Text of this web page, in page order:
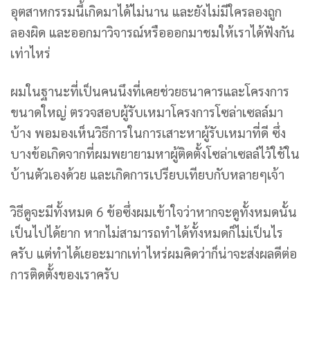
อุตสาหกรรมนี้เกิดมาได้ไม่นาน และยังไม่มีใครลองถูก
ลองผิด และออกมาวิจารณ์หรือออกมาชมให้เราได้ฟังกัน
เท่าไหร่
ผมในฐานะที่เป็นคนนึงที่เคยช่วยธนาคารและโครงการ
ขนาดใหญ่ ตรวจสอบผู้รับเหมาโครงการโซล่าเซลล์มา
บ้าง พอมองเห็นวิธีการในการเสาะหาผู้รับเหมาที่ดี ซึ่ง
บางข้อเกิดจากที่ผมพยายามหาผู้ติดตั้งโซล่าเซลล์ไว้ใช้ใน
บ้านตัวเองด้วย และเกิดการเปรียบเทียบกับหลายๆเจ้า
วิธีดูจะมีทั้งหมด 6 ข้อซึ่งผมเข้าใจว่าหากจะดูทั้งหมดนั้น
เป็นไปได้ยาก หากไม่สามารถทำได้ทั้งหมดก็ไม่เป็นไร
ครับ แต่ทำได้เยอะมากเท่าไหร่ผมคิดว่าก็น่าจะส่งผลดีต่อ
การติดตั้งของเราครับ